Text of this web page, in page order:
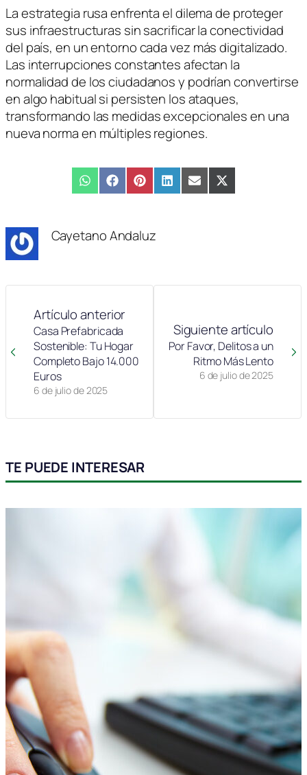
La estrategia rusa enfrenta el dilema de proteger
sus infraestructuras sin sacrificar la conectividad
del país, en un entorno cada vez más digitalizado.
Las interrupciones constantes afectan la
normalidad de los ciudadanos y podrían convertirse
en algo habitual si persisten los ataques,
transformando las medidas excepcionales en una
nueva norma en múltiples regiones.
Compartir
en
WhatsAppCompartir
en
FacebookCompartir
en
PinterestCompartir
en
LinkedInCompartir
en
EmailCompartir
en
X
(Twitter)
Cayetano Andaluz
Artículo anterior
6 de julio de 2025
Casa Prefabricada
Sostenible: Tu Hogar
Completo Bajo 14.000
Euros
Siguiente artículo
6 de julio de 2025
Por Favor, Delitos a un
Ritmo Más Lento
TE PUEDE INTERESAR